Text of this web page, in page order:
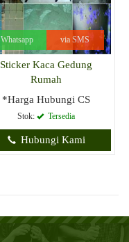
Whatsapp via SMS
Sticker Kaca Gedung
Rumah
*Harga Hubungi CS
Stok: Tersedia
Hubungi Kami